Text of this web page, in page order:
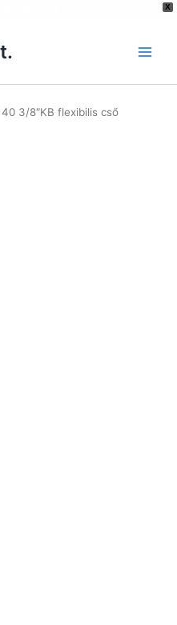
X
3/8″KB flexibilis cső